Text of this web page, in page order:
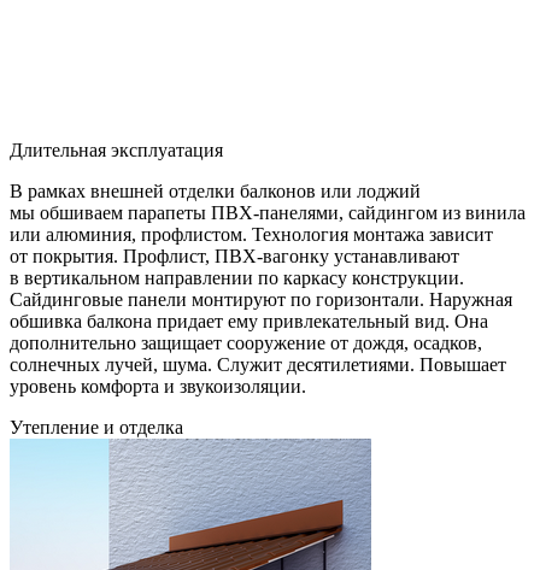
Длительная эксплуатация
В рамках внешней отделки балконов или лоджий
мы обшиваем парапеты ПВХ-панелями, сайдингом из винила
или алюминия, профлистом. Технология монтажа зависит
от покрытия. Профлист, ПВХ-вагонку устанавливают
в вертикальном направлении по каркасу конструкции.
Сайдинговые панели монтируют по горизонтали. Наружная
обшивка балкона придает ему привлекательный вид. Она
дополнительно защищает сооружение от дождя, осадков,
солнечных лучей, шума. Служит десятилетиями. Повышает
уровень комфорта и звукоизоляции.
Утепление и отделка